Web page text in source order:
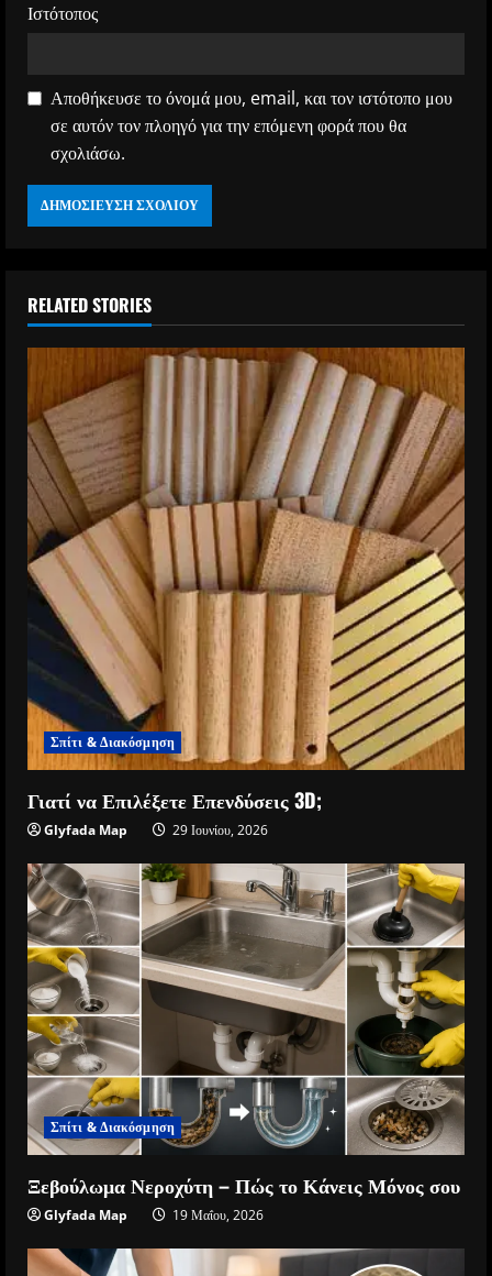
Ιστότοπος
Αποθήκευσε το όνομά μου, email, και τον ιστότοπο μου
σε αυτόν τον πλοηγό για την επόμενη φορά που θα
σχολιάσω.
RELATED STORIES
Σπίτι & Διακόσμηση
Γιατί να Επιλέξετε Επενδύσεις 3D;
Glyfada Map 29 Ιουνίου, 2026
Σπίτι & Διακόσμηση
Ξεβούλωμα Νεροχύτη – Πώς το Κάνεις Μόνος σου
Glyfada Map 19 Μαΐου, 2026